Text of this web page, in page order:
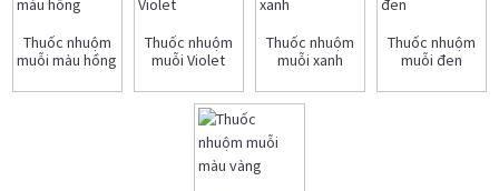
Thuốc nhuộm
muỗi màu hồng
Thuốc nhuộm
muỗi Violet
Thuốc nhuộm
muỗi xanh
Thuốc nhuộm
muỗi đen